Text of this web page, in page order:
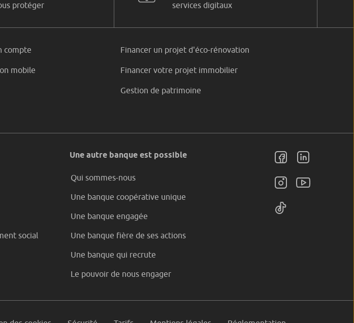
protéger
services digitaux
compte Financer un projet d'éco-rénovation
mobile Financer votre projet immobilier
Gestion de patrimoine
social
Une autre banque est possible
Qui sommes-nous
Une banque coopérative unique
Une banque engagée
Une banque fière de ses actions
Une banque qui recrute
Le pouvoir de nous engager